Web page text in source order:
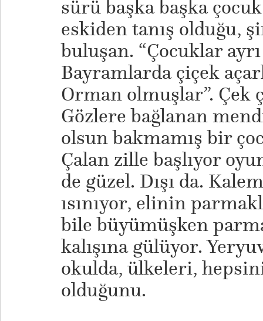
sürü başka başka
eskiden tanış olduğu,
buluşan. “Çocuklar
Bayramlarda çiçek
Orman olmuşlar”.
Gözlere bağlanan
olsun bakmamış bir
Çalan zille başlıyor
de güzel. Dışı da.
ısınıyor, elinin
bile büyümüşken
kalışına gülüyor.
okulda, ülkeleri,
olduğunu.